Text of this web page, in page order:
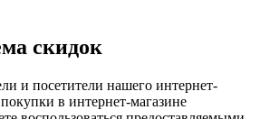
скидок
и посетители нашего интернет-
в интернет-магазине